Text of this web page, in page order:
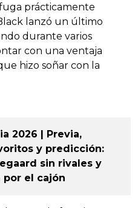
prácticamente
lanzó un último
durante varios
con una ventaja
hizo soñar con la
2026 | Previa,
y predicción:
sin rivales y
por el cajón